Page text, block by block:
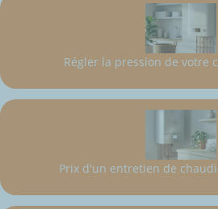
Régler la pression de votre
Prix d'un entretien de